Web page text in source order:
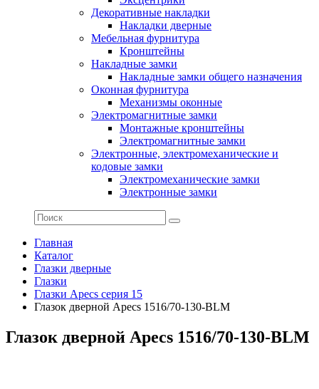
Декоративные накладки
Накладки дверные
Мебельная фурнитура
Кронштейны
Накладные замки
Накладные замки общего назначения
Оконная фурнитура
Механизмы оконные
Электромагнитные замки
Монтажные кронштейны
Электромагнитные замки
Электронные, электромеханические и
кодовые замки
Электромеханические замки
Электронные замки
Главная
Каталог
Глазки дверные
Глазки
Глазки Apecs серия 15
Глазок дверной Apecs 1516/70-130-BLM
Глазок дверной Apecs 1516/70-130-BLM